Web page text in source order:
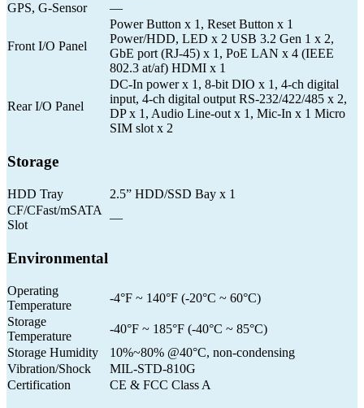
GPS, G-Sensor
—
Front I/O Panel
Power Button x 1, Reset Button x 1
Power/HDD, LED x 2 USB 3.2 Gen 1 x 2,
GbE port (RJ-45) x 1, PoE LAN x 4 (IEEE
802.3 at/af) HDMI x 1
Rear I/O Panel
DC-In power x 1, 8-bit DIO x 1, 4-ch digital
input, 4-ch digital output RS-232/422/485 x 2,
DP x 1, Audio Line-out x 1, Mic-In x 1 Micro
SIM slot x 2
Storage
HDD Tray
2.5” HDD/SSD Bay x 1
CF/CFast/mSATA
Slot
—
Environmental
Operating
Temperature
-4°F ~ 140°F (-20°C ~ 60°C)
Storage
Temperature
-40°F ~ 185°F (-40°C ~ 85°C)
Storage Humidity
10%~80% @40°C, non-condensing
Vibration/Shock
MIL-STD-810G
Certification
CE & FCC Class A